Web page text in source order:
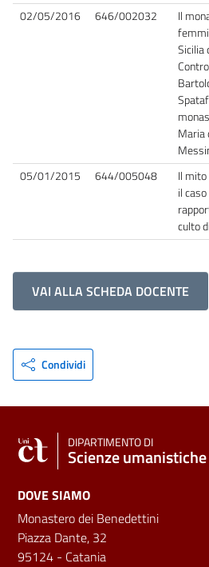
02/05/2016 646/002032
Il
Sicilia
Maria
05/01/2015 644/005048
Il
il
culto
VAI ALLA SCHEDA DOCENTE
Condividi
DIPARTIMENTO DI
Scienze umanistiche
DOVE SIAMO
Monastero dei Benedettini
Piazza Dante, 32
95124 - Catania